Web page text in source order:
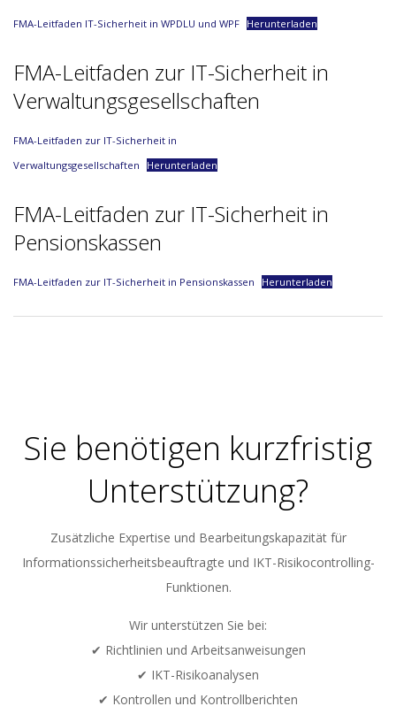
FMA-Leitfaden IT-Sicherheit in WPDLU und WPF Herunterladen
FMA-Leitfaden zur IT-Sicherheit in
Verwaltungsgesellschaften
FMA-Leitfaden zur IT-Sicherheit in
Verwaltungsgesellschaften
Herunterladen
FMA-Leitfaden zur IT-Sicherheit in
Pensionskassen
FMA-Leitfaden zur IT-Sicherheit in Pensionskassen Herunterladen
Sie benötigen kurzfristig
Unterstützung?
Zusätzliche Expertise und Bearbeitungskapazität für
Informationssicherheitsbeauftragte und IKT-Risikocontrolling-
Funktionen.
Wir unterstützen Sie bei:
✔ Richtlinien und Arbeitsanweisungen
✔ IKT-Risikoanalysen
✔ Kontrollen und Kontrollberichten